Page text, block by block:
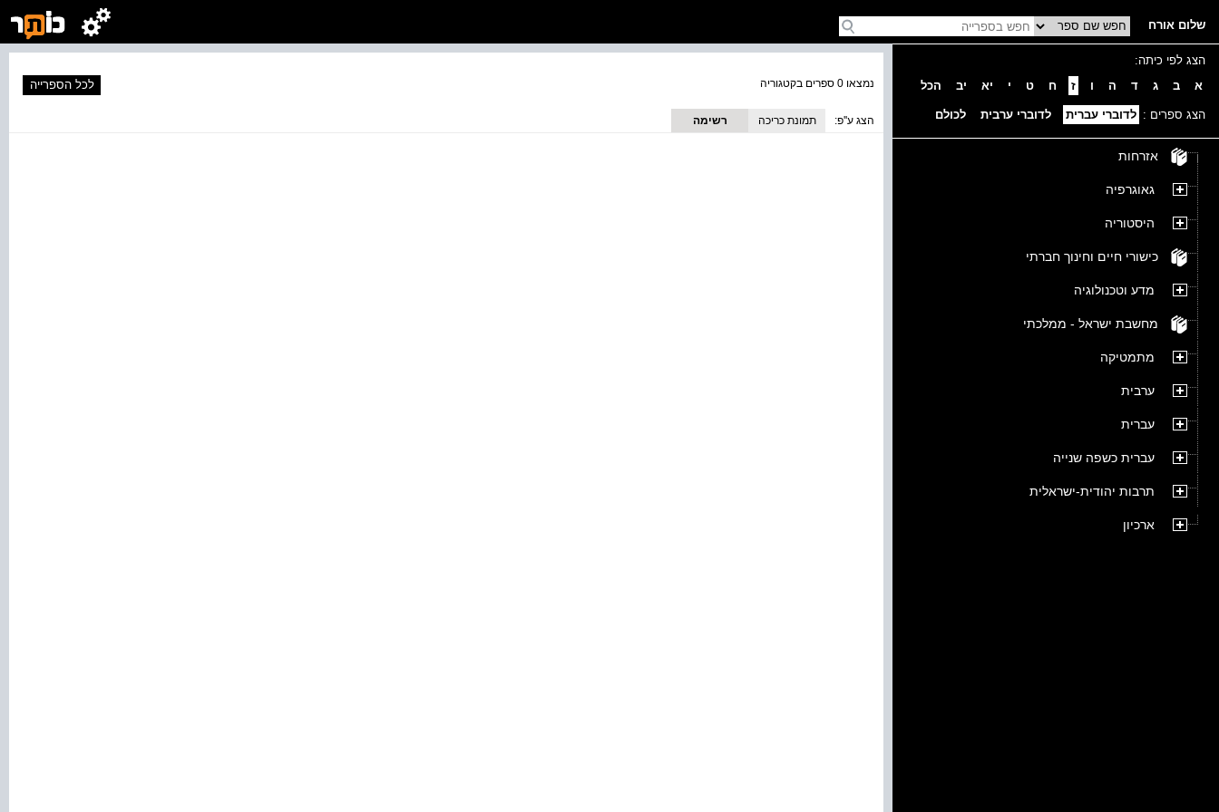
שלום אורח
הצג לפי כיתה:
א
ב ג ד ה ו ז ח ט י יא יב הכל
הצג ספרים : לדוברי עברית לדוברי ערבית לכולם
אזרחות
גאוגרפיה
היסטוריה
כישורי חיים וחינוך חברתי
מדע וטכנולוגיה
מחשבת ישראל - ממלכתי
מתמטיקה
ערבית
עברית
עברית כשפה שנייה
תרבות יהודית-ישראלית
ארכיון
נמצאו 0 ספרים בקטגוריה לכל הספרייה
הצג ע''פ: תמונת כריכה רשימה